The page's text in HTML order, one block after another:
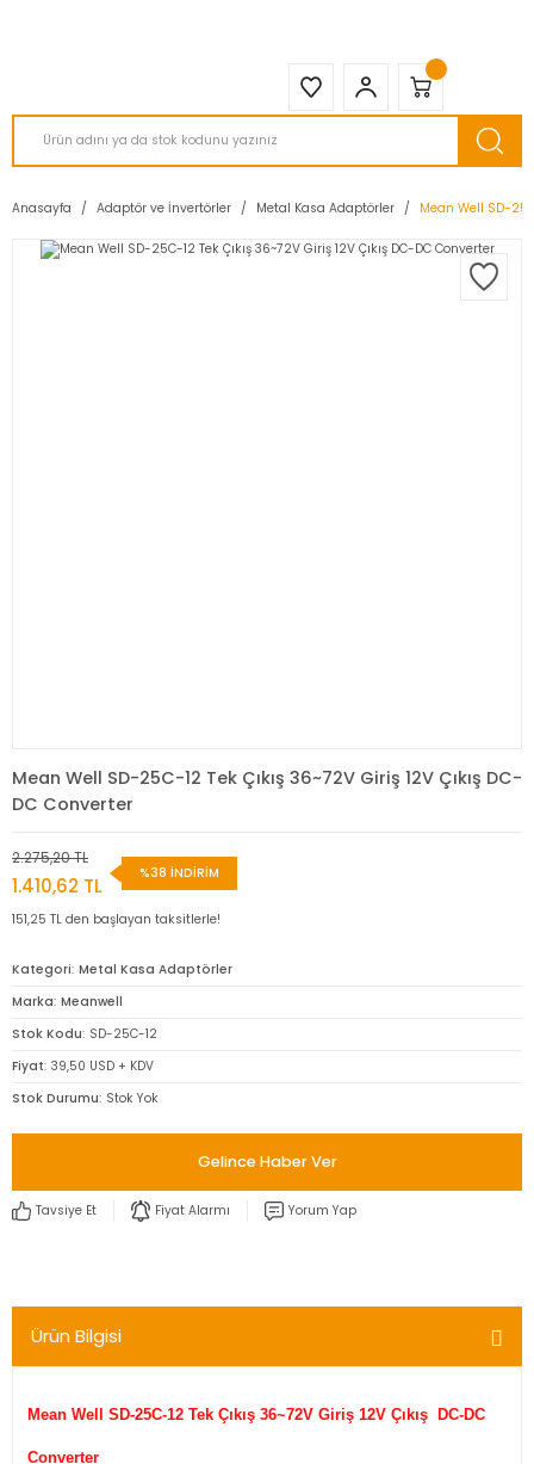
Anasayfa Adaptör ve İnvertörler Metal Kasa Adaptörler Mean Well SD-
Mean Well SD-25C-12 Tek Çıkış 36~72V Giriş 12V Çıkış DC-
DC Converter
2.275,20 TL
1.410,62 TL
%38 İNDİRİM
151,25 TL den başlayan taksitlerle!
Kategori Metal Kasa Adaptörler
Marka Meanwell
Stok Kodu SD-25C-12
Fiyat 39,50 USD + KDV
Stok Durumu Stok Yok
Gelince Haber Ver
Tavsiye Et Fiyat Alarmı Yorum Yap
Ürün Bilgisi
Mean Well SD-25C-12 Tek Çıkış 36~72V Giriş 12V Çıkış DC-DC
Converter